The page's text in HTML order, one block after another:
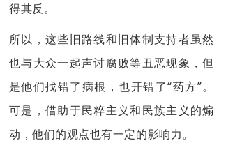
得其反。
所以，这些旧路线和旧体制支持者虽然
也与大众一起声讨腐败等丑恶现象，但
是他们找错了病根，也开错了“药方”。
可是，借助于民粹主义和民族主义的煽
动，他们的观点也有一定的影响力。